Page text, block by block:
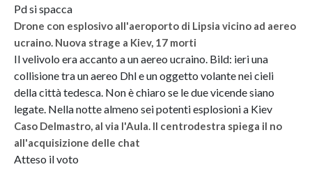
Pd si spacca
Drone con esplosivo all'aeroporto di Lipsia vicino ad aereo
ucraino. Nuova strage a Kiev, 17 morti
Il velivolo era accanto a un aereo ucraino. Bild: ieri una
collisione tra un aereo Dhl e un oggetto volante nei cieli
della città tedesca. Non è chiaro se le due vicende siano
legate. Nella notte almeno sei potenti esplosioni a Kiev
Caso Delmastro, al via l'Aula. Il centrodestra spiega il no
all'acquisizione delle chat
Atteso il voto